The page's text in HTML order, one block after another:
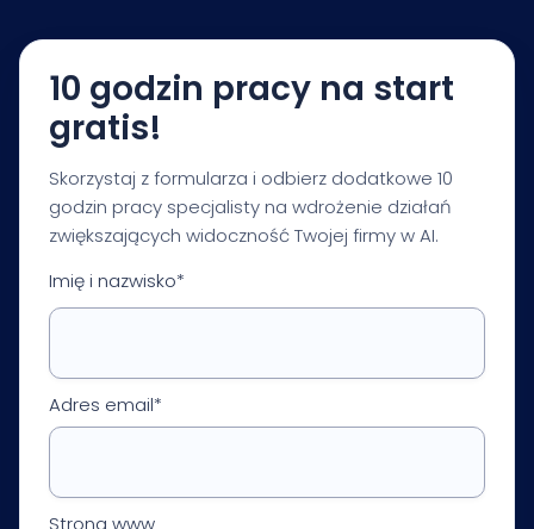
10 godzin pracy na start
gratis!
Skorzystaj z formularza i odbierz dodatkowe 10
godzin pracy specjalisty na wdrożenie działań
zwiększających widoczność Twojej firmy w AI.
Imię i nazwisko*
Adres email*
Strona www